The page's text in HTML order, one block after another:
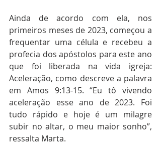
Ainda de acordo com ela, nos
primeiros meses de 2023, começou a
frequentar uma célula e recebeu a
profecia dos apóstolos para este ano
que foi liberada na vida igreja:
Aceleração, como descreve a palavra
em Amos 9:13-15. “Eu tô vivendo
aceleração esse ano de 2023. Foi
tudo rápido e hoje é um milagre
subir no altar, o meu maior sonho”,
ressalta Marta.